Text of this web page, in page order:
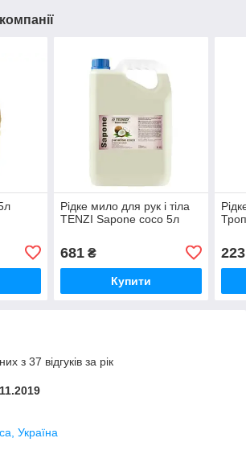
Рідке мило для рук і тіла
TENZI Sapone coco 5л
681₴
Купити
223
з 37 відгуків за рік
Україна